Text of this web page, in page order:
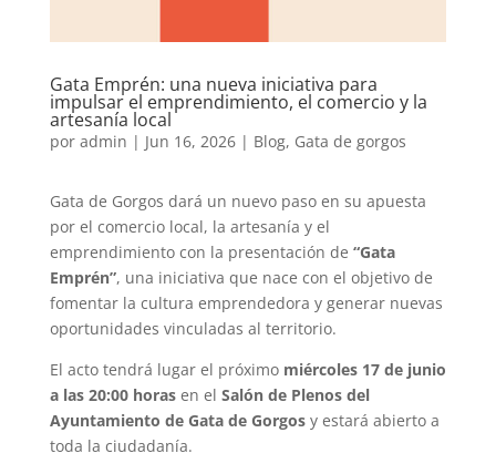
Gata Emprén: una nueva iniciativa para
impulsar el emprendimiento, el comercio y la
artesanía local
por admin | Jun 16, 2026| Blog, Gata de gorgos
Gata de Gorgos dará un nuevo paso en su apuesta
por el comercio local, la artesanía y el
emprendimiento con la presentación de “Gata
Emprén”, una iniciativa que nace con el objetivo de
fomentar la cultura emprendedora y generar nuevas
oportunidades vinculadas al territorio.
El acto tendrá lugar el próximo miércoles 17 de junio
a las 20:00 horasen el Salón de Plenos del
Ayuntamiento de Gata de Gorgosy estará abierto a
toda la ciudadanía.